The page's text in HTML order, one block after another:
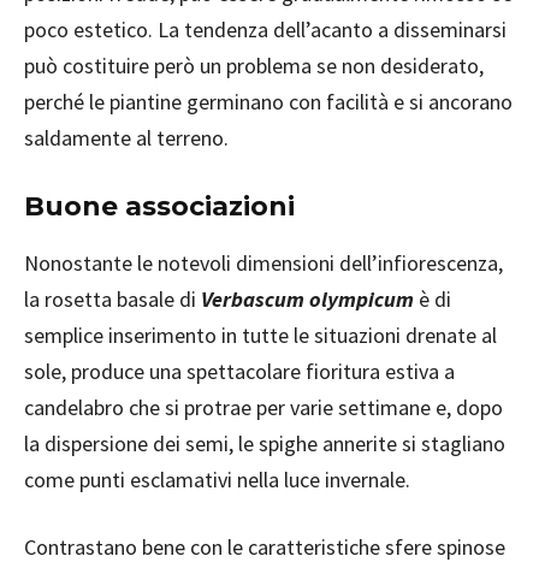
poco estetico. La tendenza dell’acanto a disseminarsi
può costituire però un problema se non desiderato,
perché le piantine germinano con facilità e si ancorano
saldamente al terreno.
Buone associazioni
Nonostante le notevoli dimensioni dell’infiorescenza,
la rosetta basale di Verbascum olympicum è di
semplice inserimento in tutte le situazioni drenate al
sole, produce una spettacolare fioritura estiva a
candelabro che si protrae per varie settimane e, dopo
la dispersione dei semi, le spighe annerite si stagliano
come punti esclamativi nella luce invernale.
Contrastano bene con le caratteristiche sfere spinose